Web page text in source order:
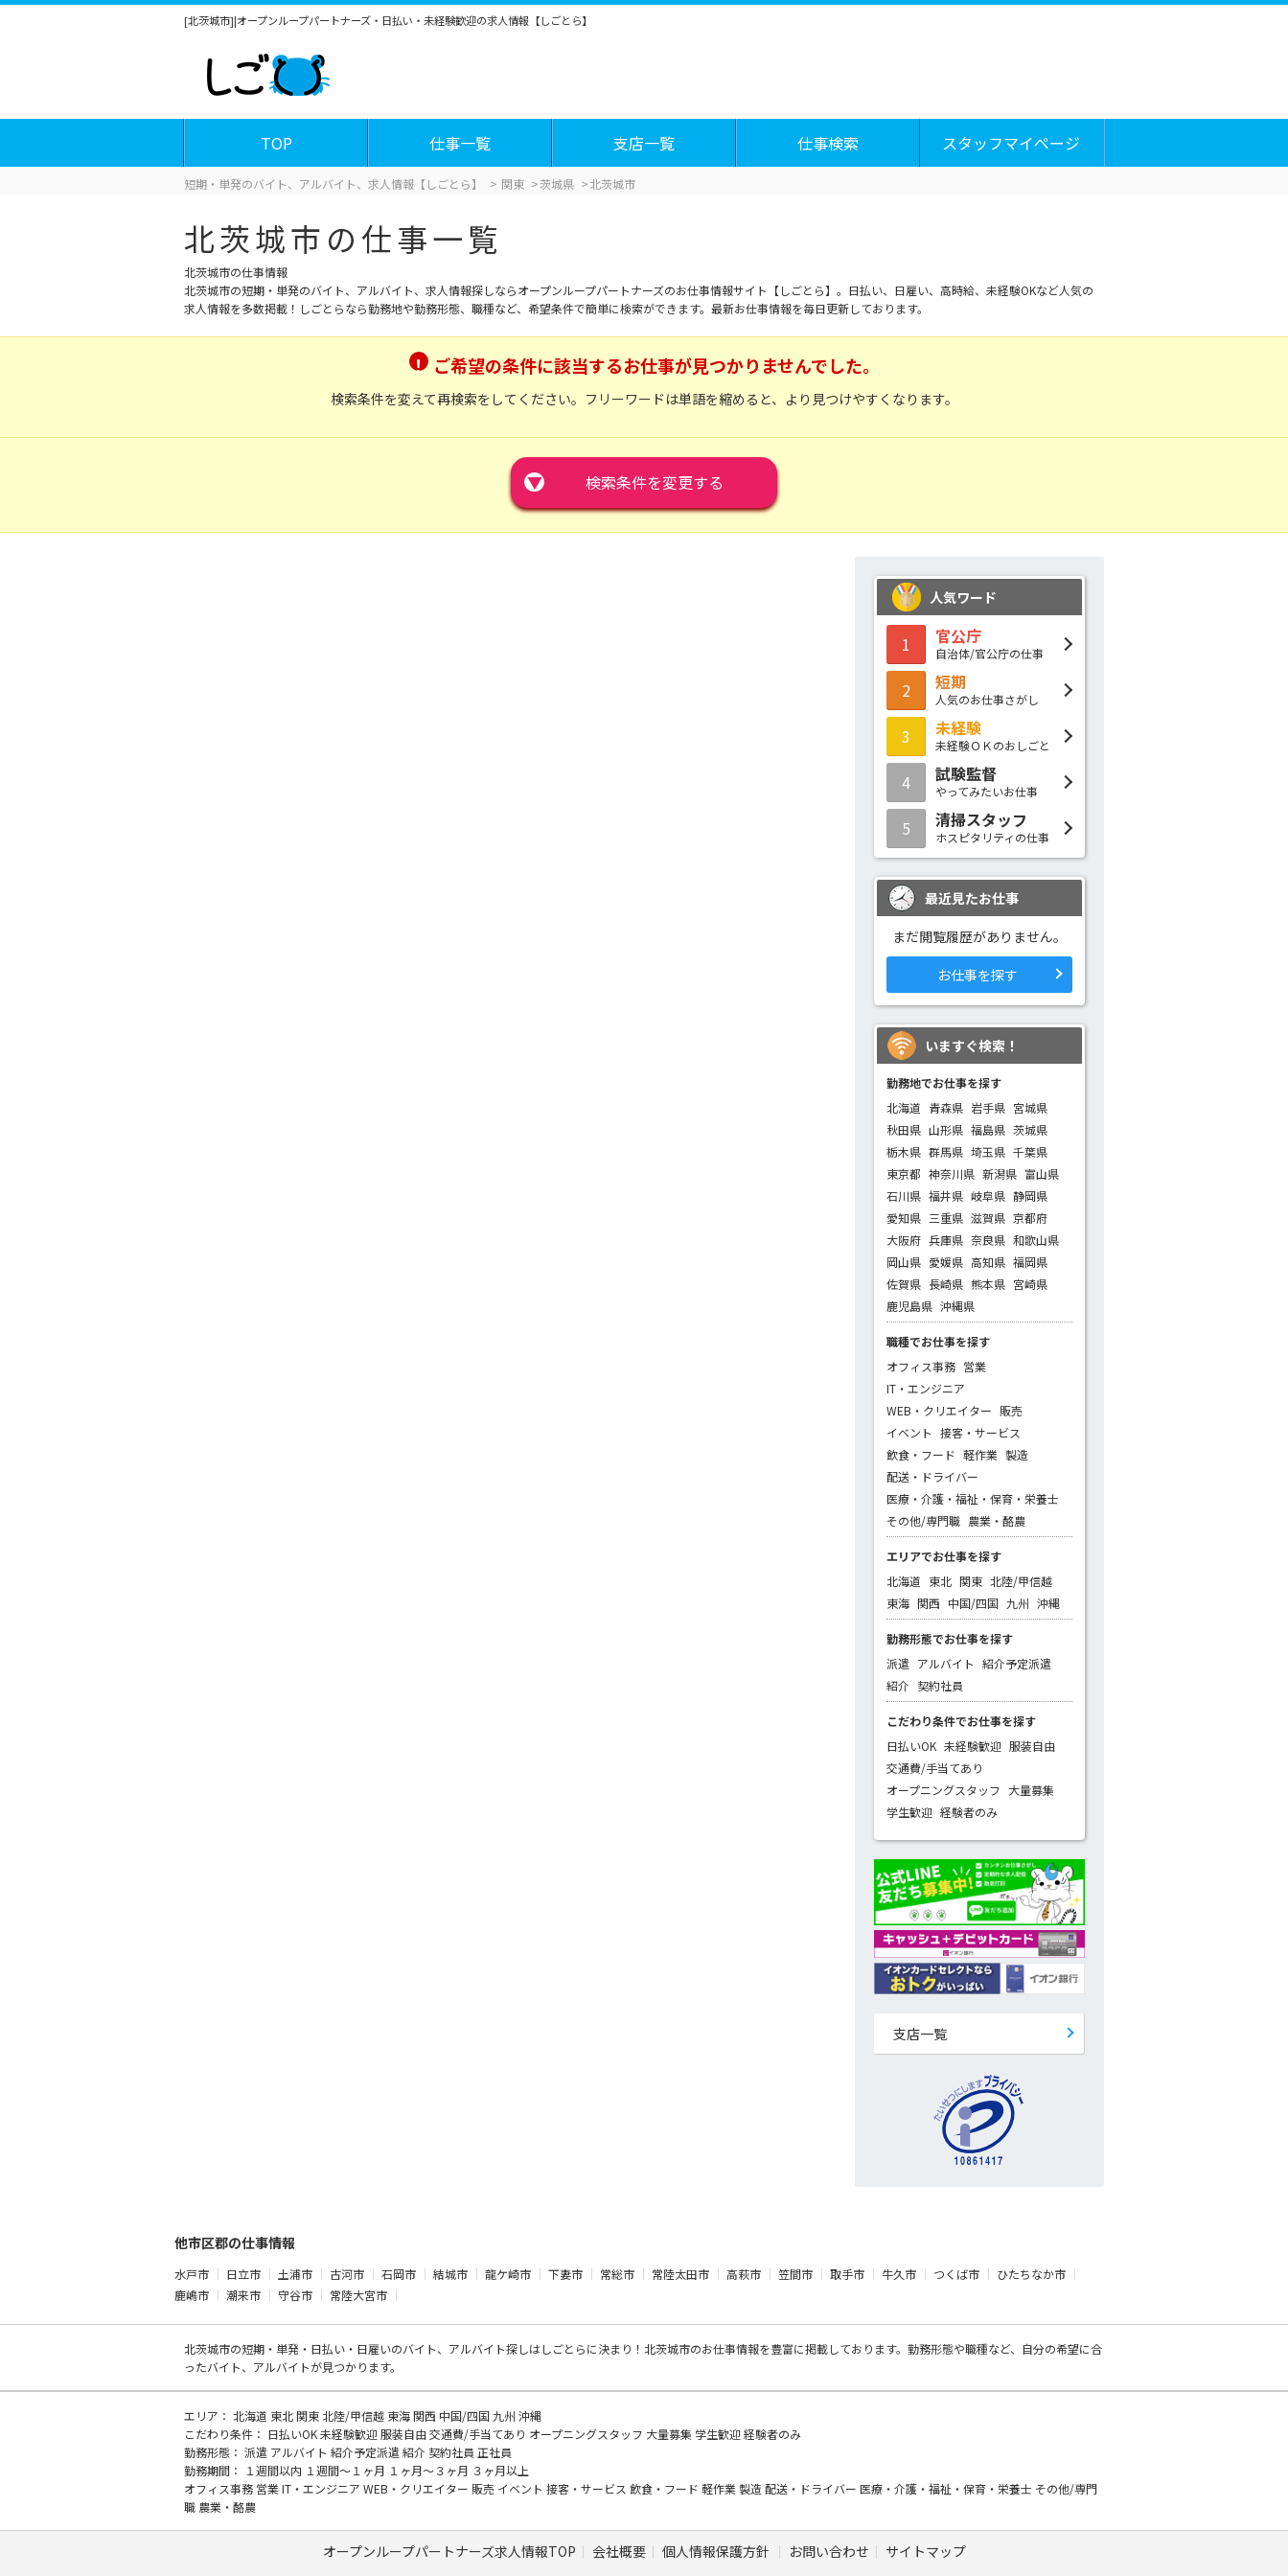
[北茨城市]|オープンループパートナーズ・日払い・未経験歓迎の求人情報【しごとら】
TOP 仕事一覧 支店一覧 仕事検索 スタッフマイページ
短期・単発のバイト、アルバイト、求人情報【しごとら】 関東 茨城県 北茨城市
北茨城市の仕事一覧
北茨城市の仕事情報
北茨城市の短期・単発のバイト、アルバイト、求人情報探しならオープンループパートナーズのお仕事情報サイト【しごとら】。日払い、日雇い、高時給、未経験OKなど人気の
求人情報を多数掲載！しごとらなら勤務地や勤務形態、職種など、希望条件で簡単に検索ができます。最新お仕事情報を毎日更新しております。
ご希望の条件に該当するお仕事が見つかりませんでした。
検索条件を変えて再検索をしてください。フリーワードは単語を縮めると、より見つけやすくなります。
▼ 検索条件を変更する
人気ワード
1 官公庁
自治体/官公庁の仕事
2 短期
人気のお仕事さがし
3 未経験
未経験ＯＫのおしごと
4 試験監督
やってみたいお仕事
5 清掃スタッフ
ホスピタリティの仕事
最近見たお仕事
まだ閲覧履歴がありません。
お仕事を探す
いますぐ検索！
勤務地でお仕事を探す
北海道 青森県 岩手県 宮城県
秋田県 山形県 福島県 茨城県
栃木県 群馬県 埼玉県 千葉県
東京都 神奈川県 新潟県 富山県
石川県 福井県 岐阜県 静岡県
愛知県 三重県 滋賀県 京都府
大阪府 兵庫県 奈良県 和歌山県
岡山県 愛媛県 高知県 福岡県
佐賀県 長崎県 熊本県 宮崎県
鹿児島県 沖縄県
職種でお仕事を探す
オフィス事務 営業
IT・エンジニア
WEB・クリエイター 販売
イベント 接客・サービス
飲食・フード 軽作業 製造
配送・ドライバー
医療・介護・福祉・保育・栄養士
その他/専門職 農業・酪農
エリアでお仕事を探す
北海道 東北 関東 北陸/甲信越
東海 関西 中国/四国 九州 沖縄
勤務形態でお仕事を探す
派遣 アルバイト 紹介予定派遣
紹介 契約社員
こだわり条件でお仕事を探す
日払いOK 未経験歓迎 服装自由
交通費/手当てあり
オープニングスタッフ 大量募集
学生歓迎 経験者のみ
支店一覧
他市区郡の仕事情報
水戸市 日立市 土浦市 古河市 石岡市 結城市 龍ケ崎市 下妻市 常総市 常陸太田市 高萩市 笠間市 取手市 牛久市 つくば市
ひたちなか市
鹿嶋市
潮来市 守谷市 常陸大宮市
北茨城市の短期・単発・日払い・日雇いのバイト、アルバイト探しはしごとらに決まり！北茨城市のお仕事情報を豊富に掲載しております。勤務形態や職種など、自分の希望に合
ったバイト、アルバイトが見つかります。
エリア： 北海道 東北関東北陸/甲信越 東海関西 中国/四国九州 沖縄
こだわり条件： 日払いOK未経験歓迎服装自由交通費/手当てあり オープニングスタッフ 大量募集 学生歓迎経験者のみ
勤務形態： 派遣 アルバイト 紹介予定派遣紹介 契約社員 正社員
勤務期間：
１週間以内 １週間～１ヶ月 １ヶ月～３ヶ月 ３ヶ月以上
オフィス事務 営業IT・エンジニア WEB・クリエイター 販売 イベント 接客・サービス 飲食・フード 軽作業製造配送・ドライバー 医療・介護・福祉・保育・栄養士 その他/専門
職 農業・酪農
オープンループパートナーズ求人情報TOP 会社概要 個人情報保護方針 お問い合わせ サイトマップ